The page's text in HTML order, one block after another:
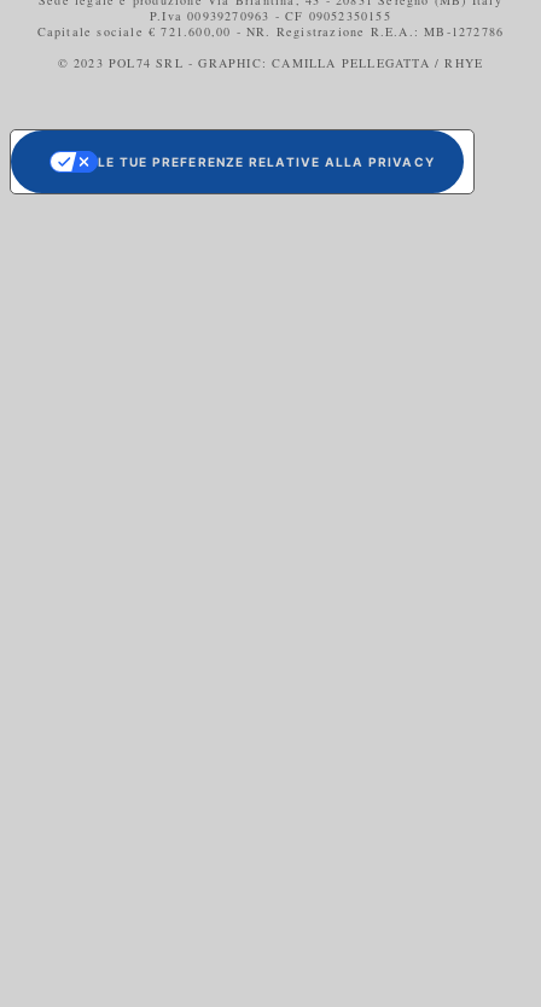
P.Iva 00939270963 - CF 09052350155
Capitale sociale € 721.600,00 - NR. Registrazione R.E.A.: MB-1272786
© 2023 POL74 SRL - GRAPHIC: CAMILLA PELLEGATTA / RHYE
LE TUE PREFERENZE RELATIVE ALLA PRIVACY